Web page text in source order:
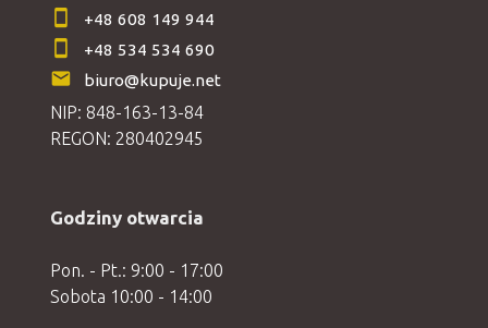
+48 608 149 944
+48 534 534 690
biuro@kupuje.net
NIP: 848-163-13-84
REGON: 280402945
Godziny otwarcia
Pon. - Pt.: 9:00 - 17:00
Sobota 10:00 - 14:00